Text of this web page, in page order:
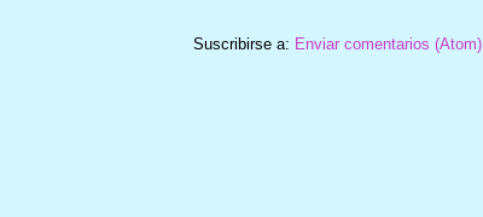
Suscribirse a: Enviar comentarios (Atom)